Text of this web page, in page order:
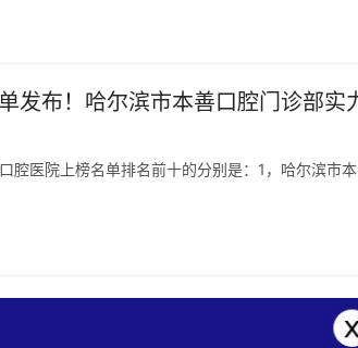
发布！哈尔滨市本善口腔门诊部实
医院上榜名单排名前十的分别是：1，哈尔滨市